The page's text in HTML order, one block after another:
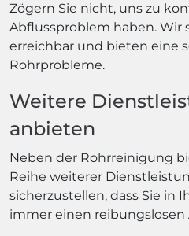
Zögern Sie nicht, uns zu
Abflussproblem haben. Wir
erreichbar und bieten eine
Rohrprobleme.
Weitere
anbieten
Neben der Rohrreinigung
Reihe weiterer
sicherzustellen, dass Sie in
immer einen reibungslosen